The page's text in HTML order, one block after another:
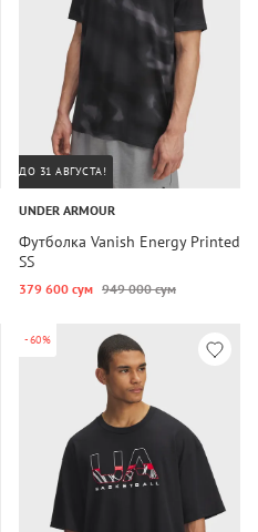
ДО 31 АВГУСТА!
UNDER ARMOUR
Футболка Vanish Energy Printed
SS
379 600 сум 949 000 сум
-60%